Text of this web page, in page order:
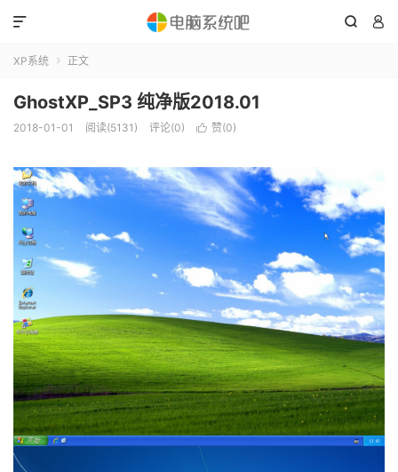
 

XP系统  正文
GhostXP_SP3 纯净版2018.01
2018-01-01 阅读(5131) 评论(0)  赞(0)